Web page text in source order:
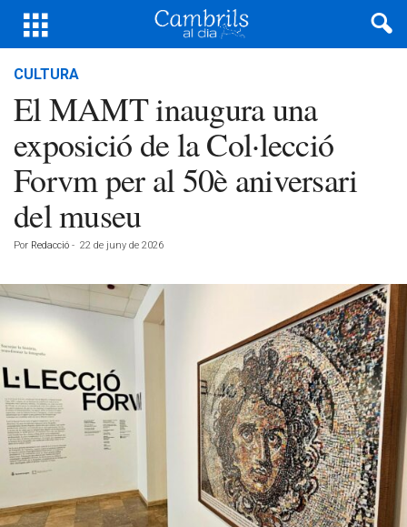
CULTURA
El MAMT inaugura una
exposició de la Col·lecció
Forvm per al 50è aniversari
del museu
Por Redacció - 22 de juny de 2026